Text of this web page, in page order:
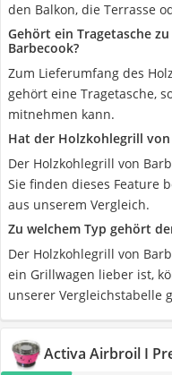
den Balkon, die Terrasse
Gehört ein Tragetasche
Barbecook?
Zum Lieferumfang des
gehört eine Tragetasche,
mitnehmen kann.
Hat der Holzkohlegrill
Der Holzkohlegrill von
Sie finden dieses Feature
aus unserem Vergleich.
Zu welchem Typ gehört
Der Holzkohlegrill von
ein Grillwagen lieber ist,
unserer Vergleichstabelle
Activa Airbroil I